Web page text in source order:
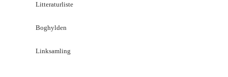
Litteraturliste
Boghylden
Linksamling